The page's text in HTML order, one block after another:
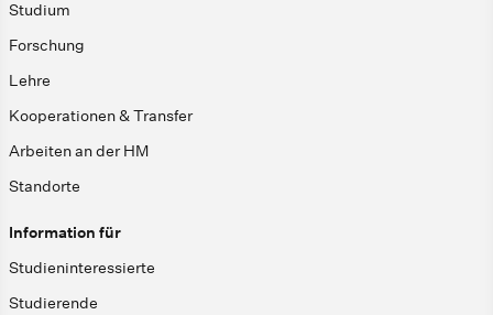
Studium
Forschung
Lehre
Kooperationen & Transfer
Arbeiten an der HM
Standorte
Information für
Studieninteressierte
Studierende